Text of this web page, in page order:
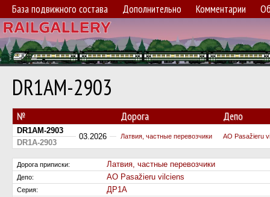
База подвижного состава Дополнительно Комментарии
DR1AM-2903
№ Дорога Депо
DR1AM-2903
03.2026 Латвия, частные перевозчики АО Pasažieru
DR1A-2903
Дорога приписки: Латвия, частные перевозчики
Депо: АО Pasažieru vilciens
Серия: ДР1А